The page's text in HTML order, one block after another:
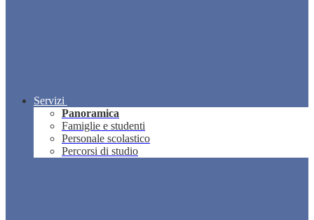
Servizi
Panoramica
Famiglie e studenti
Personale scolastico
Percorsi di studio